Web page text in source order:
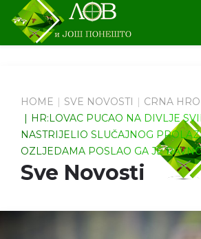
HOME SVE NOVOSTI
CRNA
HR:LOVAC PUCAO NA DIVLJE
NASTRIJELIO SLUČAJNOG
OZLJEDAMA POSLAO GA JE
Sve Novosti